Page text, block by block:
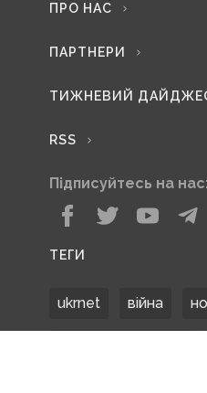
ПРО НАС
ПАРТНЕРИ
ТИЖНЕВИЙ
RSS
Підписуйтесь на нас:
ТЕГИ
ukrnet війна